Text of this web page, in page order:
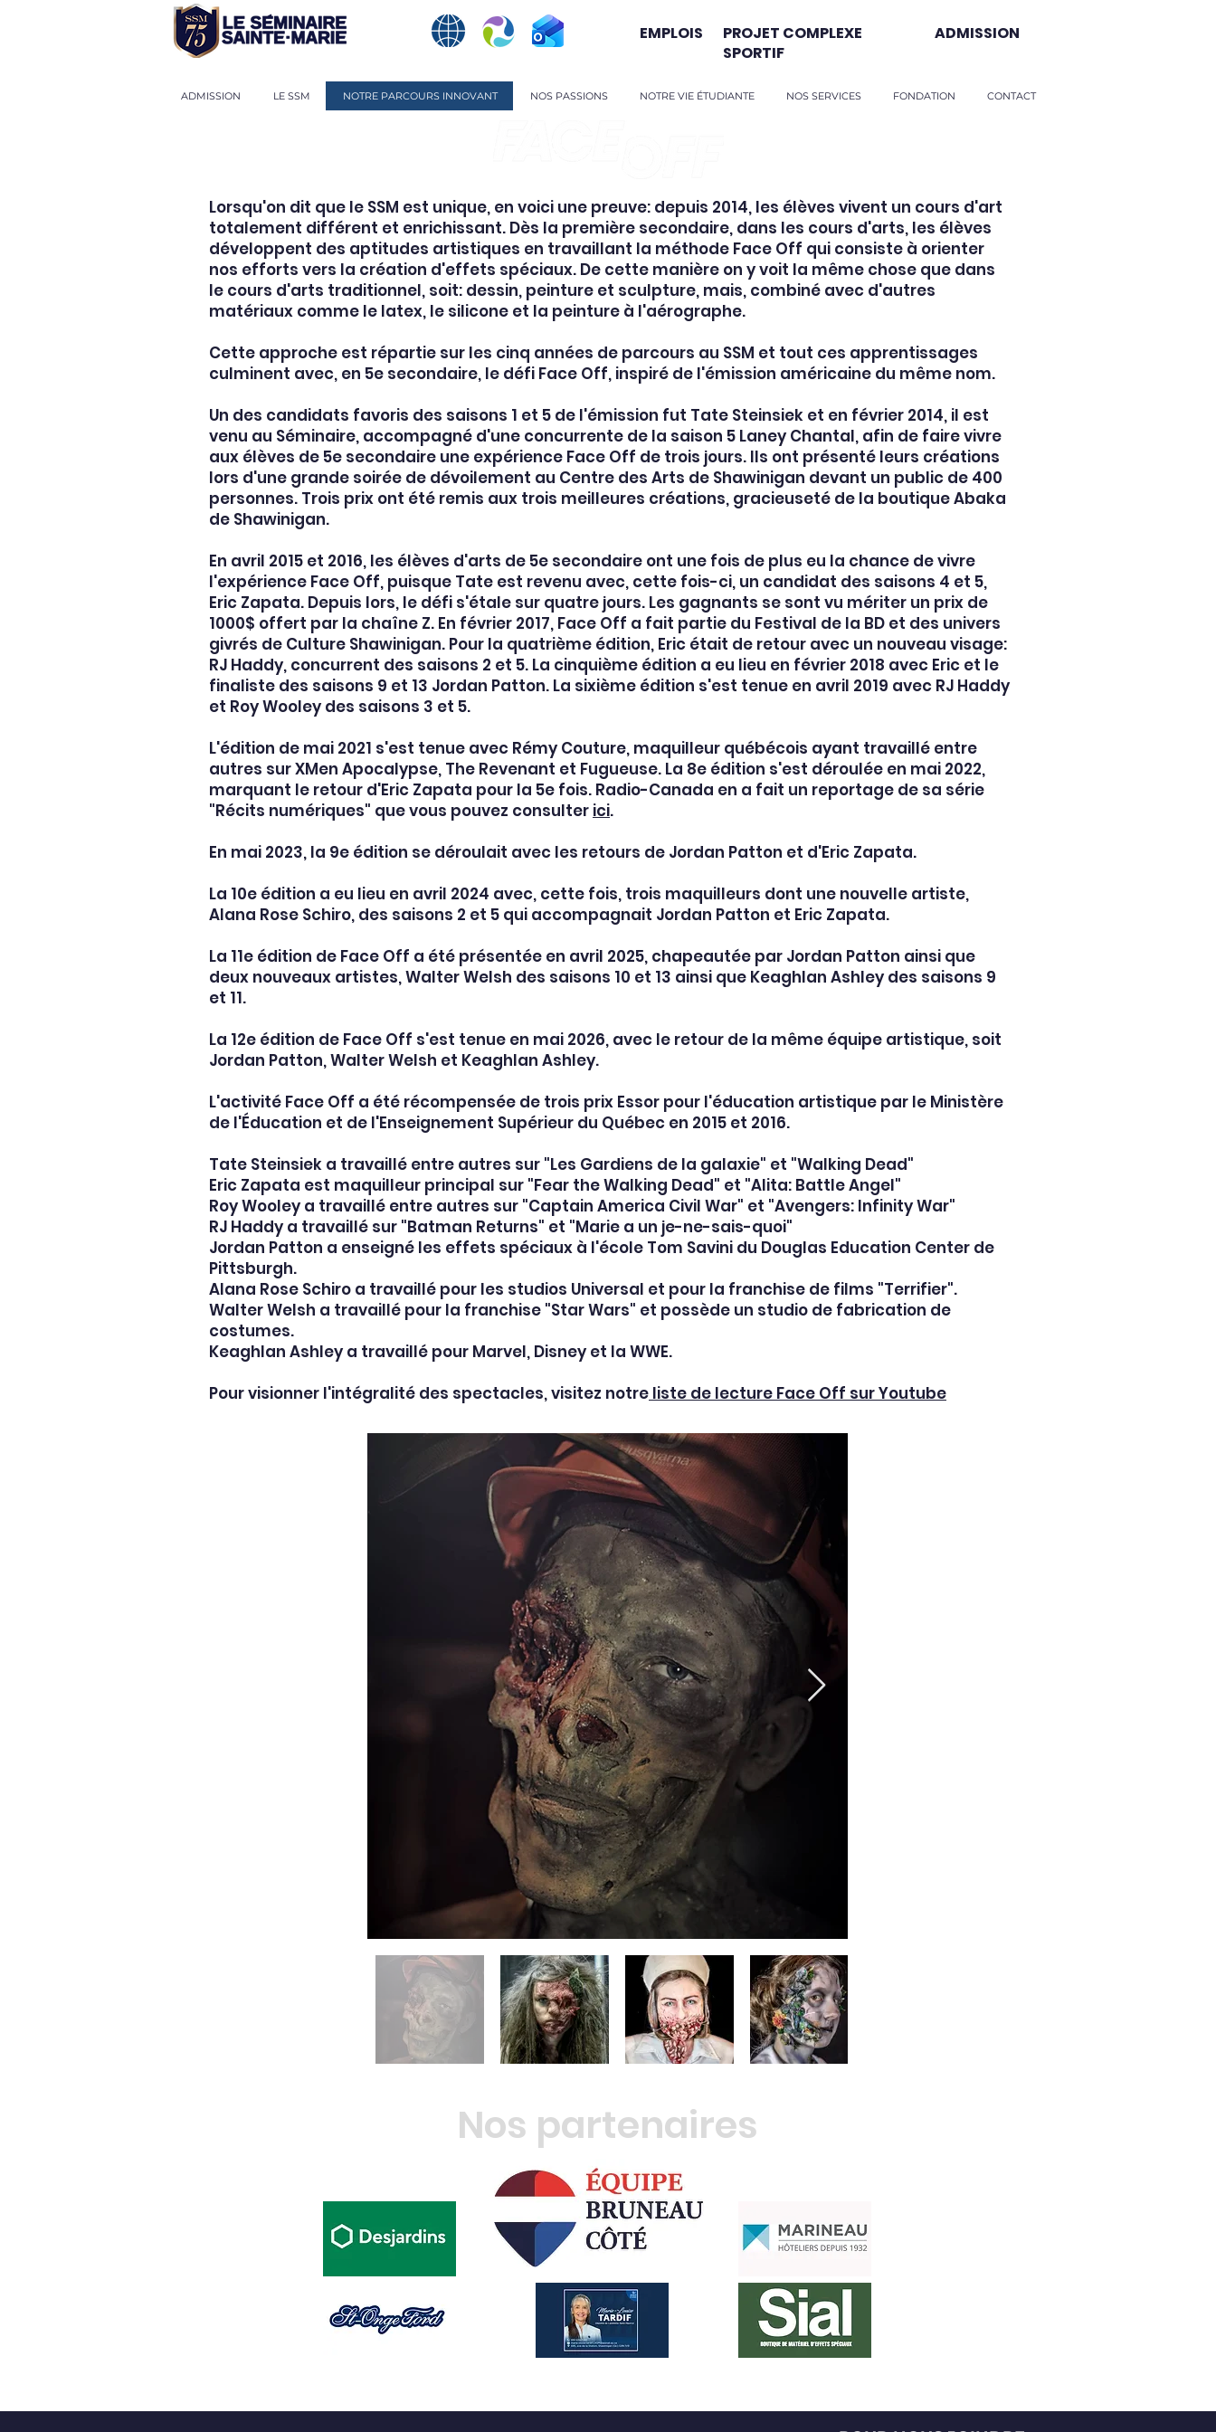
EMPLOIS
PROJET COMPLEXE
SPORTIF
ADMISSION
ADMISSION LE SSM NOTRE PARCOURS INNOVANT NOS PASSIONS NOTRE VIE ÉTUDIANTE NOS SERVICES FONDATION CONTACT
Lorsqu'on dit que le SSM est unique, en voici une preuve: depuis 2014, les élèves vivent un cours d'art
totalement différent et enrichissant. Dès la première secondaire, dans les cours d'arts, les élèves
développent des aptitudes artistiques en travaillant la méthode Face Off qui consiste à orienter
nos efforts vers la création d'effets spéciaux. De cette manière on y voit la même chose que dans
le cours d'arts traditionnel, soit: dessin, peinture et sculpture, mais, combiné avec d'autres
matériaux comme le latex, le silicone et la peinture à l'aérographe.
Cette approche est répartie sur les cinq années de parcours au SSM et tout ces apprentissages
culminent avec, en 5e secondaire, le défi Face Off, inspiré de l'émission américaine du même nom.​
Un des candidats favoris des saisons 1 et 5 de l'émission fut Tate Steinsiek et en février 2014, il est
venu au Séminaire, accompagné d'une concurrente de la saison 5 Laney Chantal, afin de faire vivre
aux élèves de 5e secondaire une expérience Face Off de trois jours. Ils ont présenté leurs créations
lors d'une grande soirée de dévoilement au Centre des Arts de Shawinigan devant un public de 400
personnes. Trois prix ont été remis aux trois meilleures créations, gracieuseté de la boutique Abaka
de Shawinigan.
En avril 2015 et 2016, les élèves d'arts de 5e secondaire ont une fois de plus eu la chance de vivre
l'expérience Face Off, puisque Tate est revenu avec, cette fois-ci, un candidat des saisons 4 et 5,
Eric Zapata. Depuis lors, le défi s'étale sur quatre jours. Les gagnants se sont vu mériter un prix de
1000$ offert par la chaîne Z. En février 2017, Face Off a fait partie du Festival de la BD et des univers
givrés de Culture Shawinigan. Pour la quatrième édition, Eric était de retour avec un nouveau visage:
RJ Haddy, concurrent des saisons 2 et 5. La cinquième édition a eu lieu en février 2018 avec Eric et le
finaliste des saisons 9 et 13 Jordan Patton. La sixième édition s'est tenue en avril 2019 avec RJ Haddy
et Roy Wooley des saisons 3 et 5.
L'édition de mai 2021 s'est tenue avec Rémy Couture, maquilleur québécois ayant travaillé entre
autres sur XMen Apocalypse, The Revenant et Fugueuse. La 8e édition s'est déroulée en mai 2022,
marquant le retour d'Eric Zapata pour la 5e fois. Radio-Canada en a fait un reportage de sa série
"Récits numériques" que vous pouvez consulter ici.
En mai 2023, la 9e édition se déroulait avec les retours de Jordan Patton et d'Eric Zapata.
La 10e édition a eu lieu en avril 2024 avec, cette fois, trois maquilleurs dont une nouvelle artiste,
Alana Rose Schiro, des saisons 2 et 5 qui accompagnait Jordan Patton et Eric Zapata.
La 11e édition de Face Off a été présentée en avril 2025, chapeautée par Jordan Patton ainsi que
deux nouveaux artistes, Walter Welsh des saisons 10 et 13 ainsi que Keaghlan Ashley des saisons 9
et 11.
La 12e édition de Face Off s'est tenue en mai 2026, avec le retour de la même équipe artistique, soit
Jordan Patton, Walter Welsh et Keaghlan Ashley.
L'activité Face Off a été récompensée de trois prix Essor pour l'éducation artistique par le Ministère
de l'Éducation et de l'Enseignement Supérieur du Québec en 2015 et 2016.
Tate Steinsiek a travaillé entre autres sur "Les Gardiens de la galaxie" et "Walking Dead"
Eric Zapata est maquilleur principal sur "Fear the Walking Dead" et "Alita: Battle Angel"
Roy Wooley a travaillé entre autres sur "Captain America Civil War" et "Avengers: Infinity War"
RJ Haddy a travaillé sur "Batman Returns" et "Marie a un je-ne-sais-quoi"
Jordan Patton a enseigné les effets spéciaux à l'école Tom Savini du Douglas Education Center de
Pittsburgh.
Alana Rose Schiro a travaillé pour les studios Universal et pour la franchise de films "Terrifier".
Walter Welsh a travaillé pour la franchise "Star Wars" et possède un studio de fabrication de
costumes.
Keaghlan Ashley a travaillé pour Marvel, Disney et la WWE.
Pour visionner l'intégralité des spectacles, visitez notre liste de lecture Face Off sur Youtube
Nos partenaires